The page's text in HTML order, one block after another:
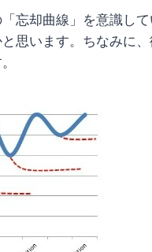
忘却曲線」を意識し
思います。ちなみに